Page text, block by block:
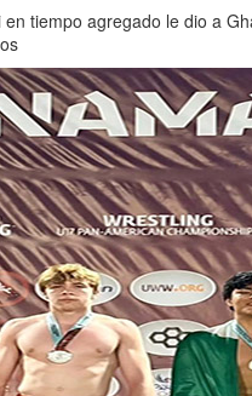
en tiempo agregado le dio a